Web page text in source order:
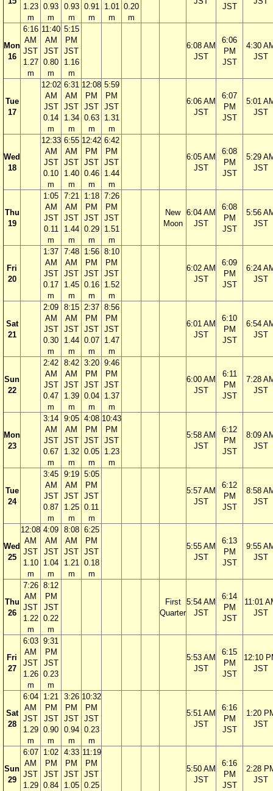
1.23
m
0.93
m
0.93
m
0.91
m
1.01
m
0.20
m
JST
Mon
16
6:16
AM
JST
1.27
m
11:40
AM
JST
0.80
m
5:15
PM
JST
1.16
m
6:08 AM
JST
6:06
PM
JST
4:30
JST
Tue
17
12:02
AM
JST
0.14
m
6:31
AM
JST
1.34
m
12:08
PM
JST
0.63
m
5:59
PM
JST
1.31
m
6:06 AM
JST
6:07
PM
JST
5:01
JST
Wed
18
12:33
AM
JST
0.10
m
6:55
AM
JST
1.40
m
12:42
PM
JST
0.46
m
6:42
PM
JST
1.44
m
6:05 AM
JST
6:08
PM
JST
5:29
JST
Thu
19
1:05
AM
JST
0.11
m
7:21
AM
JST
1.44
m
1:18
PM
JST
0.29
m
7:26
PM
JST
1.51
m
New
Moon
6:04 AM
JST
6:08
PM
JST
5:56
JST
Fri
20
1:37
AM
JST
0.17
m
7:48
AM
JST
1.45
m
1:56
PM
JST
0.16
m
8:10
PM
JST
1.52
m
6:02 AM
JST
6:09
PM
JST
6:24
JST
Sat
21
2:09
AM
JST
0.30
m
8:15
AM
JST
1.44
m
2:37
PM
JST
0.07
m
8:56
PM
JST
1.47
m
6:01 AM
JST
6:10
PM
JST
6:54
JST
Sun
22
2:42
AM
JST
0.47
m
8:42
AM
JST
1.39
m
3:20
PM
JST
0.04
m
9:46
PM
JST
1.37
m
6:00 AM
JST
6:11
PM
JST
7:28
JST
Mon
23
3:14
AM
JST
0.67
m
9:05
AM
JST
1.32
m
4:08
PM
JST
0.05
m
10:43
PM
JST
1.23
m
5:58 AM
JST
6:12
PM
JST
8:09
JST
Tue
24
3:45
AM
JST
0.87
m
9:19
AM
JST
1.25
m
5:05
PM
JST
0.11
m
5:57 AM
JST
6:12
PM
JST
8:58
JST
Wed
25
12:08
AM
JST
1.10
m
4:09
AM
JST
1.04
m
8:08
AM
JST
1.21
m
6:25
PM
JST
0.18
m
5:55 AM
JST
6:13
PM
JST
9:55
JST
Thu
26
7:26
AM
JST
1.22
m
8:12
PM
JST
0.22
m
First
Quarter
5:54 AM
JST
6:14
PM
JST
11:01
JST
Fri
27
6:03
AM
JST
1.26
m
9:31
PM
JST
0.23
m
5:53 AM
JST
6:15
PM
JST
12:10
JST
Sat
28
6:04
AM
JST
1.29
m
1:21
PM
JST
0.90
m
3:26
PM
JST
0.94
m
10:32
PM
JST
0.23
m
5:51 AM
JST
6:16
PM
JST
1:20
JST
Sun
29
6:07
AM
JST
1.29
1:02
PM
JST
0.84
4:33
PM
JST
1.05
11:19
PM
JST
0.25
5:50 AM
JST
6:16
PM
JST
2:28
JST